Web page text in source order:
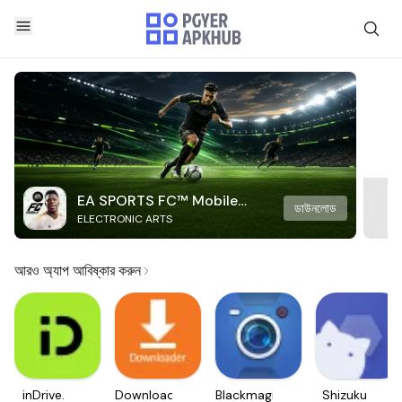
EA SPORTS FC™ Mobile
Soccer
ELECTRONIC ARTS
ডাউনলোড
আরও অ্যাপ আবিষ্কার করুন
inDrive. Downloader Blackmagic Shizuku